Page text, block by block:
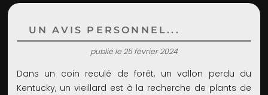
UN AVIS PERSONNEL...
publié le 25 février 2024
Dans un coin reculé de forêt, un vallon perdu du
Kentucky, un vieillard est à la recherche de plants de